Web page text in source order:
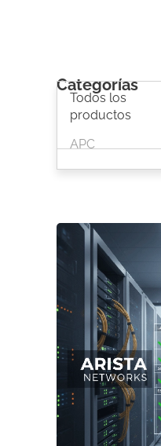
Categorías
Todos los
productos
APC